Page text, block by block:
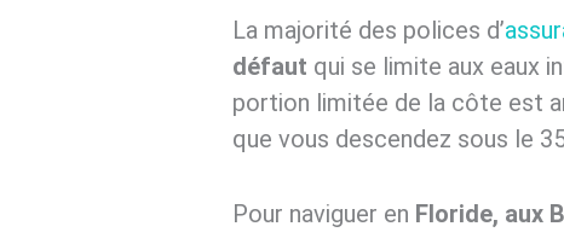
La majorité des polices d’
défaut qui se limite aux eaux
portion limitée de la côte est
que vous descendez sous le
Pour naviguer en Floride, aux